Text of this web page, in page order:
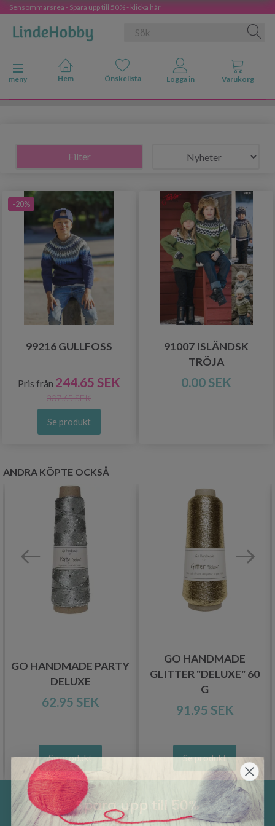
Sensommarsrea - Spara upp till 50% - klicka här
Ändra navigering
meny
Filter
-20%
99216 GULLFOSS
Pris från 244.65 SEK
307.65 SEK
Se produkt
91007 ISLÄNDSK
TRÖJA
0.00 SEK
ANDRA KÖPTE OCKSÅ
GO HANDMADE PARTY
DELUXE
62.95 SEK
Se produkt
GO HANDMADE
GLITTER "DELUXE" 60
G
91.95 SEK
Se produkt
Spara upp till 50%